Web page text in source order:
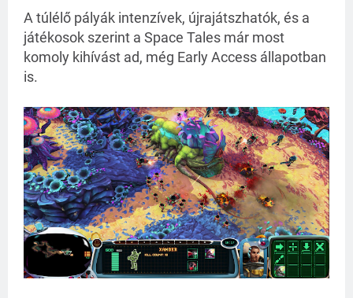
A túlélő pályák intenzívek, újrajátszhatók, és a
játékosok szerint a Space Tales már most
komoly kihívást ad, még Early Access állapotban
is.